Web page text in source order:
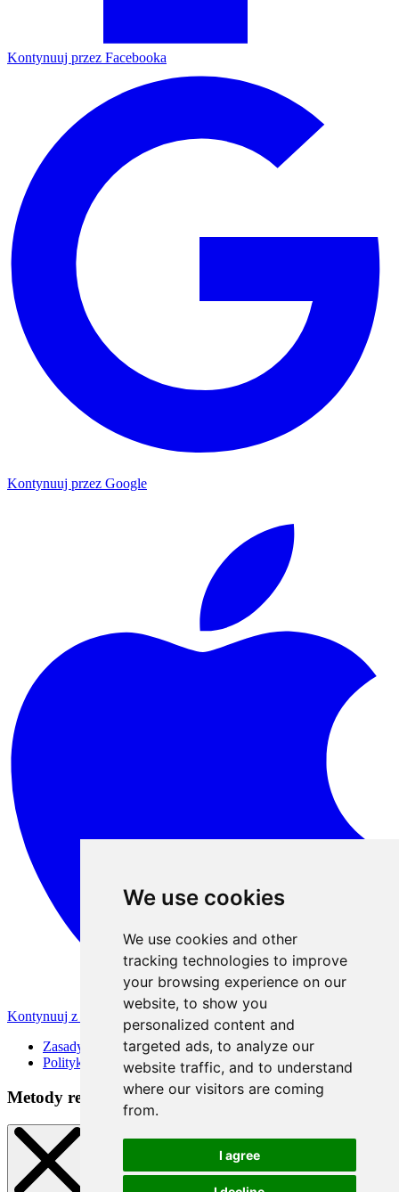
We use cookies
We use cookies and other
tracking technologies to improve
your browsing experience on our
website, to show you
personalized content and
targeted ads, to analyze our
website traffic, and to understand
where our visitors are coming
from.
I agree
Kontynuuj przez Facebooka
Kontynuuj przez Google
Kontynuuj z Apple
Zasady korzystania
Polityka Prywatności
Metody rejestracji